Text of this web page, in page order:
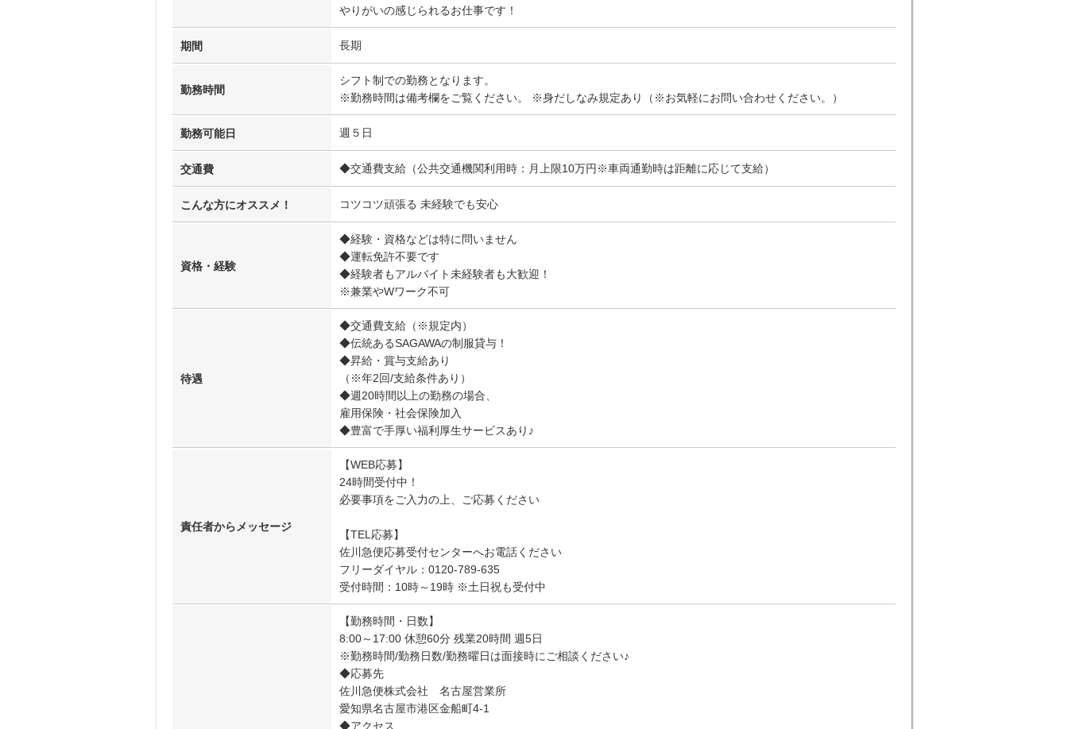
やりがいの感じられるお仕事です！
期間 長期
勤務時間
シフト制での勤務となります。
※勤務時間は備考欄をご覧ください。 ※身だしなみ規定あり（※お気軽にお問い合わせください。）
勤務可能日 週５日
交通費 ◆交通費支給（公共交通機関利用時：月上限10万円※車両通勤時は距離に応じて支給）
こんな方にオススメ！ コツコツ頑張る 未経験でも安心
資格・経験
◆経験・資格などは特に問いません
◆運転免許不要です
◆経験者もアルバイト未経験者も大歓迎！
※兼業やWワーク不可
待遇
◆交通費支給（※規定内）
◆伝統あるSAGAWAの制服貸与！
◆昇給・賞与支給あり
（※年2回/支給条件あり）
◆週20時間以上の勤務の場合、
雇用保険・社会保険加入
◆豊富で手厚い福利厚生サービスあり♪
責任者からメッセージ
【WEB応募】
24時間受付中！
必要事項をご入力の上、ご応募ください
【TEL応募】
佐川急便応募受付センターへお電話ください
フリーダイヤル：0120-789-635
受付時間：10時～19時 ※土日祝も受付中
【勤務時間・日数】
8:00～17:00 休憩60分 残業20時間 週5日
※勤務時間/勤務日数/勤務曜日は面接時にご相談ください♪
◆応募先
佐川急便株式会社 名古屋営業所
愛知県名古屋市港区金船町4-1
◆アクセス